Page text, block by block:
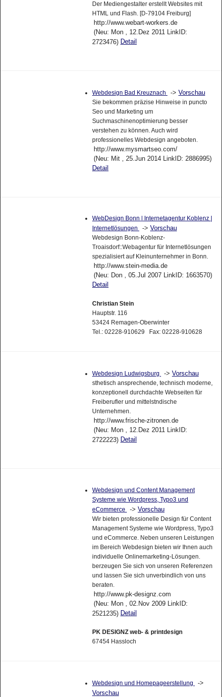
Der Mediengestalter erstellt Websites mit
HTML und Flash. [D-79104 Freiburg]
http://www.webart-workers.de
(Neu: Mon , 12.Dez 2011 LinkID:
2723476) Detail
Webdesign Bad Kreuznach -> Vorschau
Sie bekommen präzise Hinweise in puncto
Seo und Marketing um
Suchmaschinenoptimierung besser
verstehen zu können. Auch wird
professionelles Webdesign angeboten.
http://www.mysmartseo.com/
(Neu: Mit , 25.Jun 2014 LinkID: 2886995)
Detail
WebDesign Bonn | Internetagentur Koblenz |
Internetlösungen
-> Vorschau
Webdesign Bonn-Koblenz-
Troaisdorf::Webagentur für Internetlösungen
spezialisiert auf Kleinunternehmer in Bonn.
http://www.stein-media.de
(Neu: Don , 05.Jul 2007 LinkID: 1663570)
Detail
Christian Stein
Hauptstr. 116
53424 Remagen-Oberwinter
Tel.: 02228-910629 Fax: 02228-910628
Webdesign Ludwigsburg -> Vorschau
sthetisch ansprechende, technisch moderne,
konzeptionell durchdachte Webseiten für
Freiberufler und mittelstndische
Unternehmen.
http://www.frische-zitronen.de
(Neu: Mon , 12.Dez 2011 LinkID:
2722223) Detail
Webdesign und Content Management
Systeme wie Wordpress, Typo3 und
eCommerce
-> Vorschau
Wir bieten professionelle Design für Content
Management Systeme wie Wordpress, Typo3
und eCommerce. Neben unseren Leistungen
im Bereich Webdesign bieten wir Ihnen auch
individuelle Onlinemarketing-Lösungen.
berzeugen Sie sich von unseren Referenzen
und lassen Sie sich unverbindlich von uns
beraten.
http://www.pk-designz.com
(Neu: Mon , 02.Nov 2009 LinkID:
2521235) Detail
PK DESIGNZ web- & printdesign
67454 Hassloch
Webdesign und Homepageerstellung
->
Vorschau